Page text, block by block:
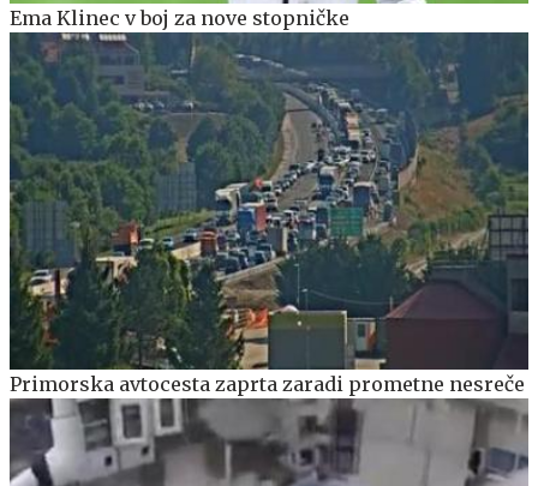
Ema Klinec v boj za nove stopničke
Primorska avtocesta zaprta zaradi prometne nesreče